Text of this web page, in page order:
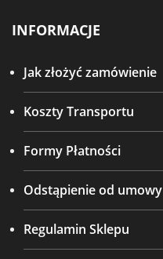
INFORMACJE
Jak złożyć zamówienie
Koszty Transportu
Formy Płatności
Odstąpienie od umowy
Regulamin Sklepu